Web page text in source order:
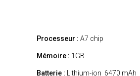
Processeur : A7 chip
Mémoire : 1GB
Batterie : Lithium-ion 6470 mAh